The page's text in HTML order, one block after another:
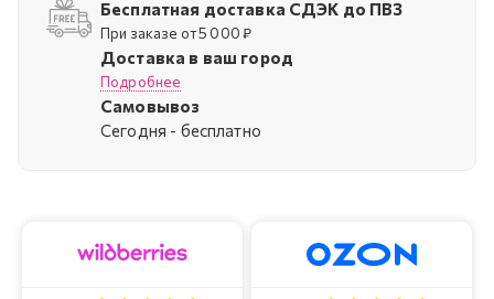
Бесплатная доставка СДЭК до ПВЗ
При заказе от 5 000 ₽
Доставка в ваш город
Подробнее
Самовывоз
Cегодня - бесплатно